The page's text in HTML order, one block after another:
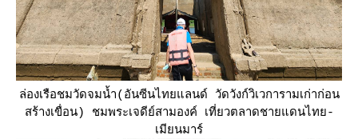
ล่องเรือชมวัดจมน้ำ(อันซีนไทยแลนด์ วัดวังก์วิเวการามเก่าก่อน
สร้างเขื่อน) ชมพระเจดีย์สามองค์ เที่ยวตลาดชายแดนไทย-
เมียนมาร์